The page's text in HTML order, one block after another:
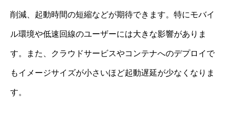
削減、起動時間の短縮などが期待できます。特にモバイ
ル環境や低速回線のユーザーには大きな影響がありま
す。また、クラウドサービスやコンテナへのデプロイで
もイメージサイズが小さいほど起動遅延が少なくなりま
す。